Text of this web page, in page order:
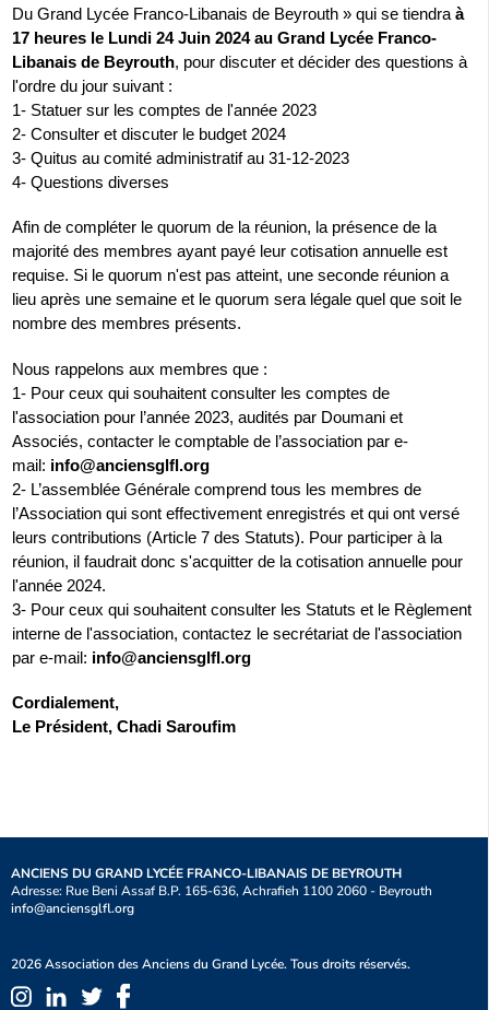
Du Grand Lycée Franco-Libanais de Beyrouth » qui se tiendraà
17 heures le Lundi 24 Juin 2024 au Grand Lycée Franco-
Libanais de Beyrouth, pour discuter et décider des questions à
l'ordre du jour suivant :
1- Statuer sur les comptes de l'année 2023
2- Consulter et discuter le budget 2024
3- Quitus au comité administratif au 31-12-2023
4- Questions diverses
Afin de compléter le quorum de la réunion, la présence de la
majorité des membres ayant payé leur cotisation annuelle est
requise. Si le quorum n'est pas atteint, une seconde réunion a
lieu après une semaine et le quorum sera légale quel que soit le
nombre des membres présents.
Nous rappelons aux membres que :
1- Pour ceux qui souhaitent consulter les comptes de
l'association pour l’année 2023, audités par Doumani et
Associés, contacter le comptable de l’association par e-
mail: info@anciensglfl.org
2- L’assemblée Générale comprend tous les membres de
l’Association qui sont effectivement enregistrés et qui ont versé
leurs contributions (Article 7 des Statuts). Pour participer à la
réunion, il faudrait donc s'acquitter de la cotisation annuelle pour
l'année 2024.
3- Pour ceux qui souhaitent consulter les Statuts et le Règlement
interne de l'association, contactez le secrétariat de l'association
par e-mail: info@anciensglfl.org
Cordialement,
Le Président, Chadi Saroufim
ANCIENS DU GRAND LYCÉE FRANCO-LIBANAIS DE BEYROUTH
Adresse: Rue Beni Assaf B.P. 165-636, Achrafieh 1100 2060 - Beyrouth
info@anciensglfl.org
2026 Association des Anciens du Grand Lycée. Tous droits réservés.